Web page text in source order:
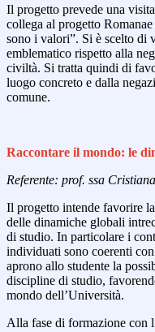
Il progetto prevede una
collega al progetto
sono i valori”. Si è scelto di
emblematico rispetto alla
civiltà. Si tratta quindi di
luogo concreto e dalla
comune.
Raccontare il mondo: le
Referente: prof. ssa
Il progetto intende favorire
delle dinamiche globali
di studio. In particolare i
individuati sono coerenti
aprono allo studente la
discipline di studio,
mondo dell’Università.
Alla fase di formazione con